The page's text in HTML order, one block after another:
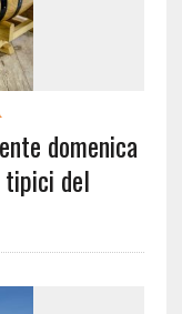
domenica
del